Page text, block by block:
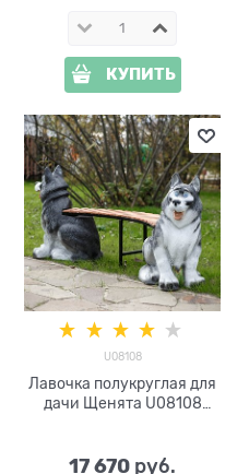
КУПИТЬ
U08108
Лавочка полукруглая для
дачи Щенята U08108
17 670 руб.